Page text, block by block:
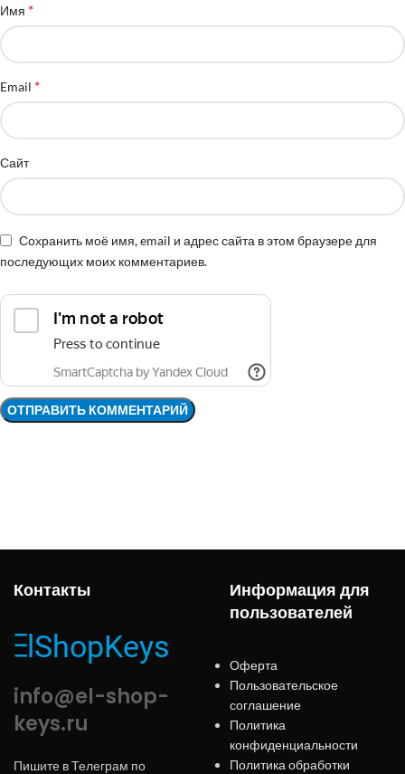
Имя *
Email *
Сайт
Сохранить моё имя, email и адрес сайта в этом браузере для
последующих моих комментариев.
Контакты
info@el-shop-
keys.ru
Пишите в Телеграм по
Информация для
пользователей
Оферта
Пользовательское
соглашение
Политика
конфиденциальности
Политика обработки